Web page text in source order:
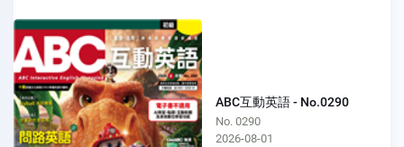
ABC互動英語 - No.0290
No. 0290
2026-08-01